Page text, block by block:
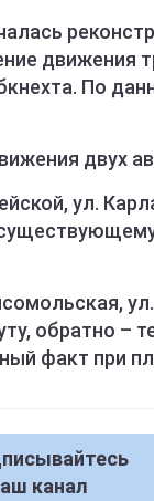
движения
По
двух
ул.
обратно –
факт при
канал